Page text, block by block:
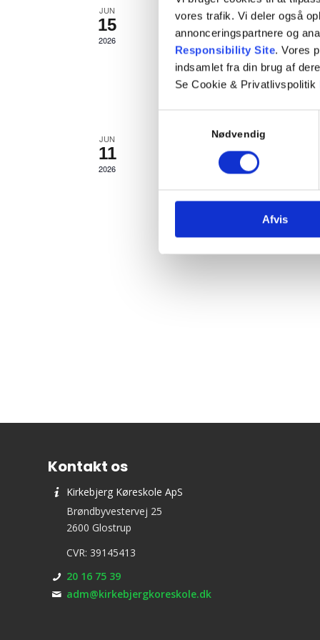
vores trafik. Vi deler også
annonceringspartnere og
Responsibility Site. Vores
indsamlet fra din brug af
Se Cookie & Privatlivspolitik
Nødvendig
Afvis
JUN
15
2026
juni 15 : 17:00 -18:00
prøveteori
Kom og øv dig til teoriprøven
spørgsmål
JUN
11
2026
juni 11 : 17:00-18:00
prøveteori
Kom og øv dig til teoriprøven
Kontakt os
Kirkebjerg Køreskole ApS
Brøndbyvestervej 25
2600 Glostrup
CVR: 39145413
20 16 75 39
adm@kirkebjergkoreskole.dk